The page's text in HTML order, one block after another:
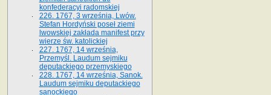
konfederacyi radomskiej
226. 1767, 3 września, Lwów.
Stefan Hordyński poseł ziemi
lwowskiej zakłada manifest przy
wierze św. ka­tolickiej
227. 1767, 14 września,
Przemyśl. Laudum sejmiku
deputackiego przemyskiego
228. 1767, 14 września, Sanok.
Laudum sejmiku deputackiego
sanockiego